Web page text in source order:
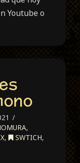
Youtube o
,
, SWTICH,